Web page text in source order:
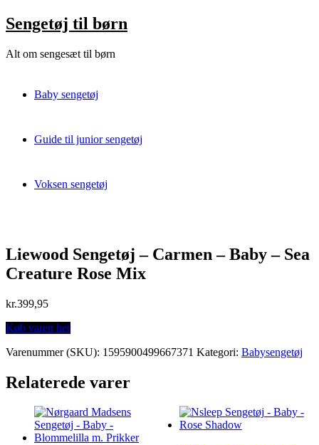
Skip
to
Sengetøj til børn
Alt om sengesæt til børn
Baby sengetøj
Guide til junior sengetøj
Voksen sengetøj
Liewood Sengetøj – Carmen – Baby – Sea
Creature Rose Mix
kr.399,95
Køb varen her
Varenummer (SKU): 1595900499667371 Kategori: Babysengetøj
Relaterede varer